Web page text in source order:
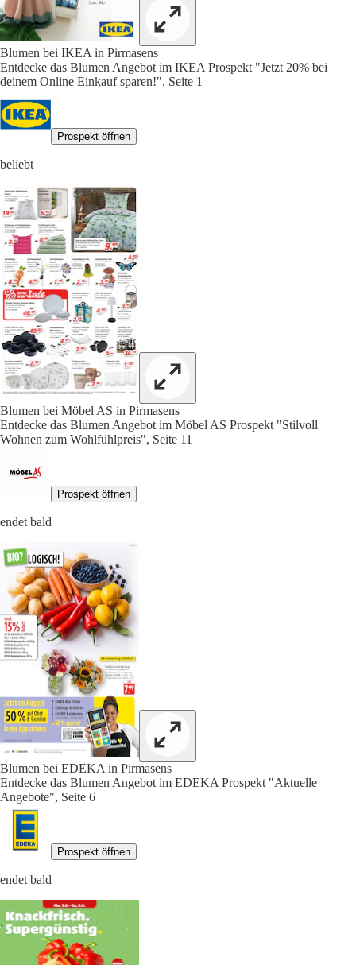
Blumen bei IKEA in Pirmasens
Entdecke das Blumen Angebot im IKEA Prospekt "Jetzt 20% bei
deinem Online Einkauf sparen!", Seite 1
Prospekt öffnen
beliebt
Blumen bei Möbel AS in Pirmasens
Entdecke das Blumen Angebot im Möbel AS Prospekt "Stilvoll
Wohnen zum Wohlfühlpreis", Seite 11
Prospekt öffnen
endet bald
Blumen bei EDEKA in Pirmasens
Entdecke das Blumen Angebot im EDEKA Prospekt "Aktuelle
Angebote", Seite 6
Prospekt öffnen
endet bald